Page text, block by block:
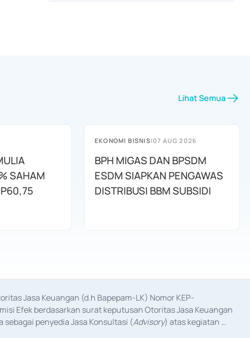
Lihat Semua
SAHAM
EKONOMI BISNIS|07 AUG 2026
BPH MIGAS DAN BPSDM
ESDM SIAPKAN PENGAWAS
DISTRIBUSI BBM SUBSIDI
Jasa Keuangan (d.h Bapepam-LK) Nomor KEP-
Efek berdasarkan surat keputusan Otoritas Jasa Keuangan
sebagai penyedia Jasa Konsultasi (Advisory) atas kegiatan